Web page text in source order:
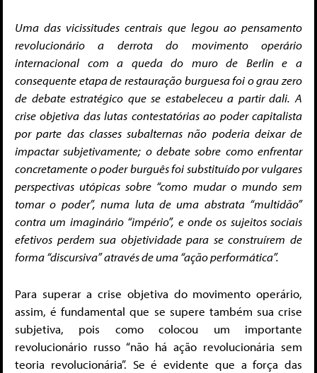
Uma das vicissitudes centrais que legou ao pensamento
revolucionário a derrota do movimento operário
internacional com a queda do muro de Berlin e a
consequente etapa de restauração burguesa foi o grau zero
de debate estratégico que se estabeleceu a partir dali. A
crise objetiva das lutas contestatórias ao poder capitalista
por parte das classes subalternas não poderia deixar de
impactar subjetivamente; o debate sobre como enfrentar
concretamente o poder burguês foi substituído por vulgares
perspectivas utópicas sobre “como mudar o mundo sem
tomar o poder”, numa luta de uma abstrata “multidão”
contra um imaginário “império”, e onde os sujeitos sociais
efetivos perdem sua objetividade para se construírem de
forma “discursiva” através de uma “ação performática”.
Para superar a crise objetiva do movimento operário,
assim, é fundamental que se supere também sua crise
subjetiva, pois como colocou um importante
revolucionário russo “não há ação revolucionária sem
teoria revolucionária”. Se é evidente que a força das